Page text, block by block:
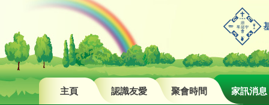
主頁 認識友愛 聚會時間 家訊消息